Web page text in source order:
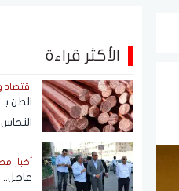
الأكثر قراءة
اقتصاد
النحاس
أخبار
عاجل..